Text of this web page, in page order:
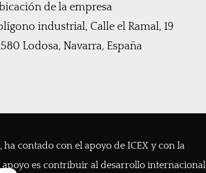
de la empresa
industrial, Calle el Ramal, 19
Lodosa, Navarra, España
contado con el apoyo de ICEX y con la
apoyo es contribuir al desarrollo internacional